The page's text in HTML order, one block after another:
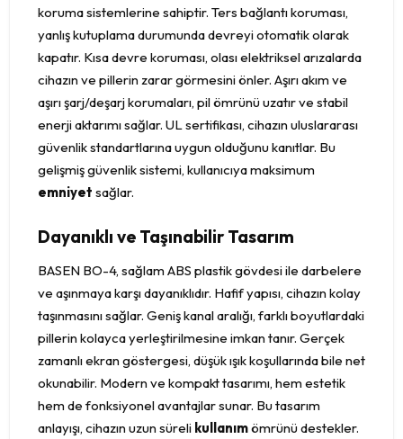
koruma sistemlerine sahiptir. Ters bağlantı koruması,
yanlış kutuplama durumunda devreyi otomatik olarak
kapatır. Kısa devre koruması, olası elektriksel arızalarda
cihazın ve pillerin zarar görmesini önler. Aşırı akım ve
aşırı şarj/deşarj korumaları, pil ömrünü uzatır ve stabil
enerji aktarımı sağlar. UL sertifikası, cihazın uluslararası
güvenlik standartlarına uygun olduğunu kanıtlar. Bu
gelişmiş güvenlik sistemi, kullanıcıya maksimum
emniyet sağlar.
Dayanıklı ve Taşınabilir Tasarım
BASEN BO-4, sağlam ABS plastik gövdesi ile darbelere
ve aşınmaya karşı dayanıklıdır. Hafif yapısı, cihazın kolay
taşınmasını sağlar. Geniş kanal aralığı, farklı boyutlardaki
pillerin kolayca yerleştirilmesine imkan tanır. Gerçek
zamanlı ekran göstergesi, düşük ışık koşullarında bile net
okunabilir. Modern ve kompakt tasarımı, hem estetik
hem de fonksiyonel avantajlar sunar. Bu tasarım
anlayışı, cihazın uzun süreli kullanımömrünü destekler.